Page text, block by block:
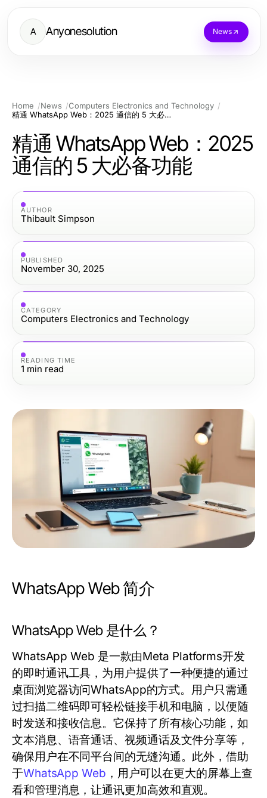
A Anyonesolution News
Home News
Computers Electronics and Technology
精通 WhatsApp Web：2025 通信的 5 大必备功能
精通 WhatsApp Web：2025
通信的 5 大必备功能
AUTHOR
Thibault Simpson
PUBLISHED
November 30, 2025
CATEGORY
Computers Electronics and Technology
READING TIME
1 min read
WhatsApp Web 简介
WhatsApp Web 是什么？
WhatsApp Web 是一款由Meta Platforms开发
的即时通讯工具，为用户提供了一种便捷的通过
桌面浏览器访问WhatsApp的方式。用户只需通
过扫描二维码即可轻松链接手机和电脑，以便随
时发送和接收信息。它保持了所有核心功能，如
文本消息、语音通话、视频通话及文件分享等，
确保用户在不同平台间的无缝沟通。此外，借助
于WhatsApp Web ，用户可以在更大的屏幕上查
看和管理消息，让通讯更加高效和直观。